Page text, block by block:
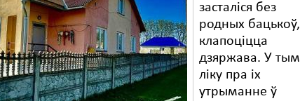
засталіся без
родных бацькоў,
клапоціцца
дзяржава. У тым
ліку пра іх
утрыманне ў